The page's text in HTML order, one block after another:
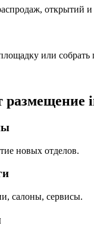
открытий
или собрать
размещение
новых отделов.
салоны, сервисы.